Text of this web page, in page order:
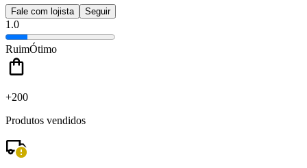
Fale com lojista Seguir
1.0
RuimÓtimo
+200
Produtos vendidos